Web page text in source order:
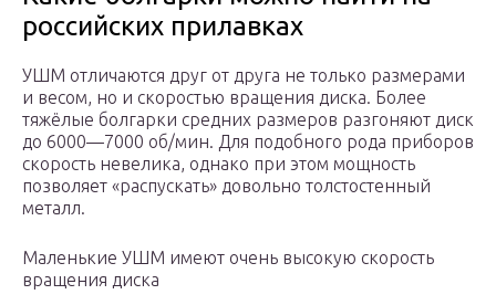
российских прилавках
УШМ отличаются друг от друга не только размерами
и весом, но и скоростью вращения диска. Более
тяжёлые болгарки средних размеров разгоняют диск
до 6000—7000 об/мин. Для подобного рода приборов
скорость невелика, однако при этом мощность
позволяет «распускать» довольно толстостенный
металл.
Маленькие УШМ имеют очень высокую скорость
вращения диска